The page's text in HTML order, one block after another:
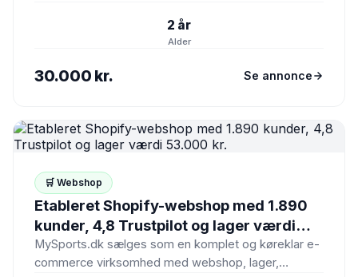
2 år
Alder
30.000 kr. Se annonce
🛒 Webshop
Etableret Shopify-webshop med 1.890
kunder, 4,8 Trustpilot og lager værdi
53.000 kr.
MySports.dk sælges som en komplet og køreklar e-
commerce virksomhed med webshop, lager,